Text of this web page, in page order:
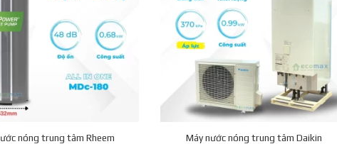
nóng trung tâm Rheem
Máy nước nóng trung tâm Daikin